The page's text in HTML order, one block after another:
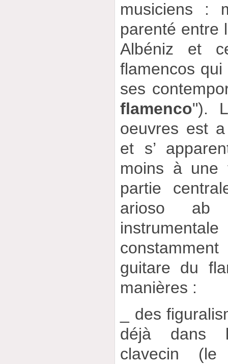
musiciens :
parenté entre
Albéniz et
flamencos
ses
flamenco").
oeuvres est
et s’
moins à
partie
arioso ab
guitare du
manières :
_ des
déjà dans
clavecin